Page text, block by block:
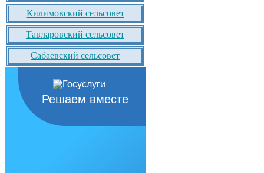
Килимовский сельсовет
Тавларовский сельсовет
Сабаевский сельсовет
Решаем вместе